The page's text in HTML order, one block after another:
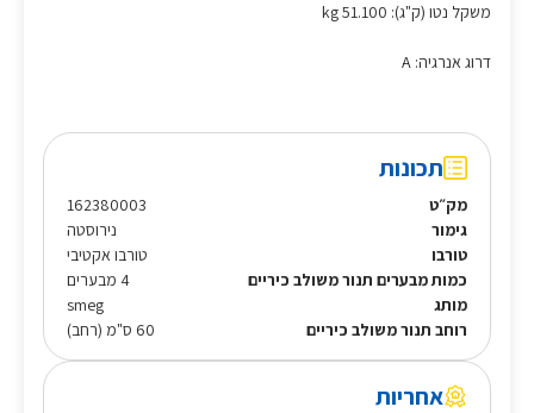
משקל נטו (ק"ג): 51.100 kg
דרוג אנרגיה: A
תכונות
מק״ט
162380003
גימור
נירוסטה
טורבו
טורבו אקטיבי
כמות מבערים תנור משולב כיריים
4 מבערים
מותג
smeg
רוחב תנור משולב כיריים
60 ס"מ (רחב)
אחריות